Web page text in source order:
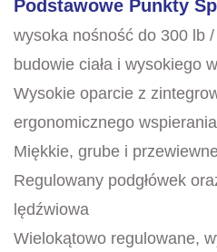
Podstawowe Punkty
wysoka nośność do 300 lb
budowie ciała i wysokiego
Wysokie oparcie z
ergonomicznego wspierania
Miękkie, grube i
Regulowany podgłówek
lędźwiowa
Wielokątowo regulowane,